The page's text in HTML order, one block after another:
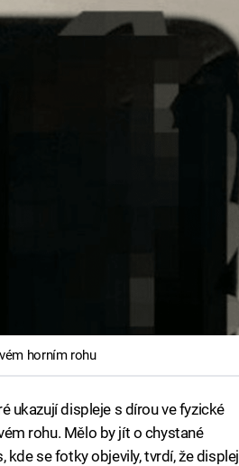
horním rohu
ukazují displeje s dírou ve fyzické
rohu. Mělo by jít o chystané
kde se fotky objevily, tvrdí, že displej